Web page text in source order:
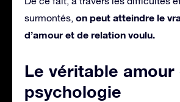
surmontés, on peut atteindre le
d’amour et de relation voulu.
Le véritable amour
psychologie